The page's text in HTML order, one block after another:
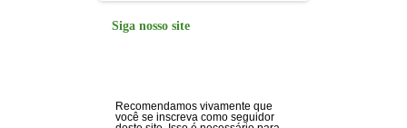
Siga nosso site
Recomendamos vivamente que
você se inscreva como seguidor